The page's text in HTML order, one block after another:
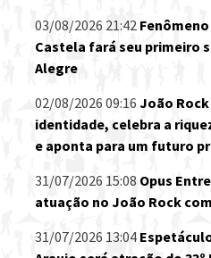
03/08/2026 21:42
Castela fará seu primeiro
Alegre
02/08/2026 09:16 João
identidade, celebra a
e aponta para um futuro
31/07/2026 15:08 Opus
atuação no João Rock
31/07/2026 13:04